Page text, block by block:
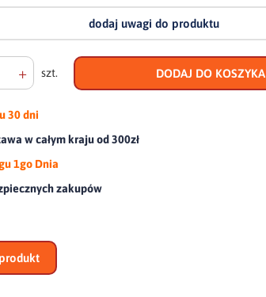
dodaj uwagi do produktu
+ szt. DODAJ DO KOSZYKA
30 dni
w całym kraju od 300zł
1go Dnia
zakupów